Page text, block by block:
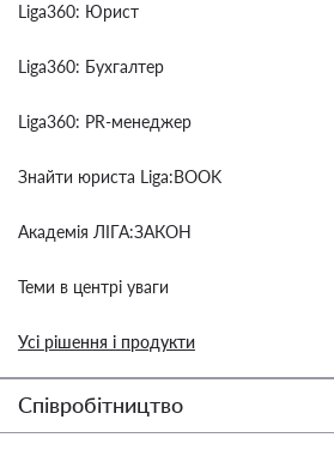
Liga360: Юрист
Liga360: Бухгалтер
Liga360: PR-менеджер
Знайти юриста Liga:BOOK
Академія ЛІГА:ЗАКОН
Теми в центрі уваги
Усі рішення і продукти
Співробітництво